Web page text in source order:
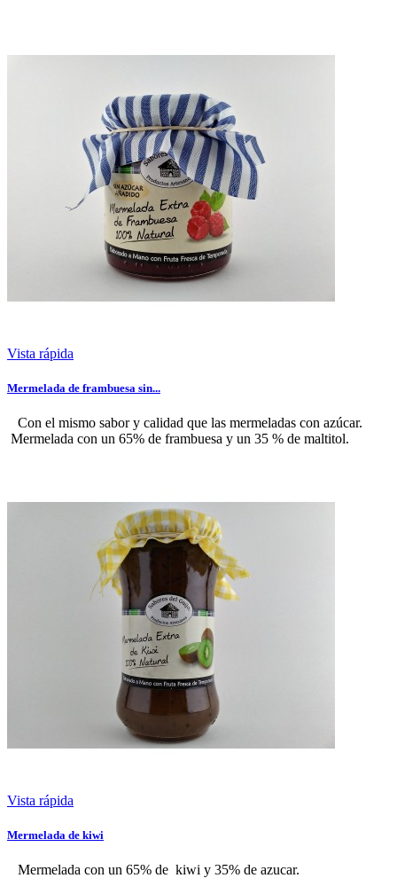
Vista rápida
Mermelada de frambuesa sin...
Con el mismo sabor y calidad que las mermeladas con azúcar.
Mermelada con un 65% de frambuesa y un 35 % de maltitol.
Vista rápida
Mermelada de kiwi
Mermelada con un 65% de kiwi y 35% de azucar.